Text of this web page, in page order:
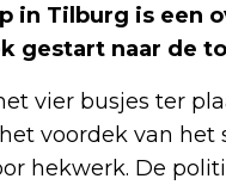
in Tilburg is
gestart naar de
vier busjes ter
voordek van
hekwerk. De